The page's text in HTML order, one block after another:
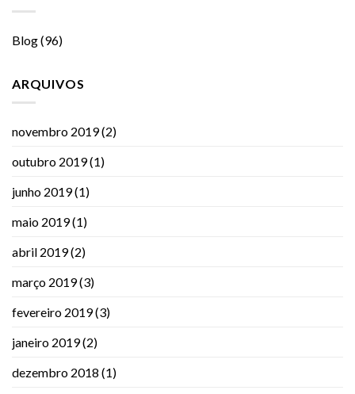
Blog(96)
ARQUIVOS
novembro 2019(2)
outubro 2019(1)
junho 2019(1)
maio 2019(1)
abril 2019(2)
março 2019(3)
fevereiro 2019(3)
janeiro 2019(2)
dezembro 2018 (1)